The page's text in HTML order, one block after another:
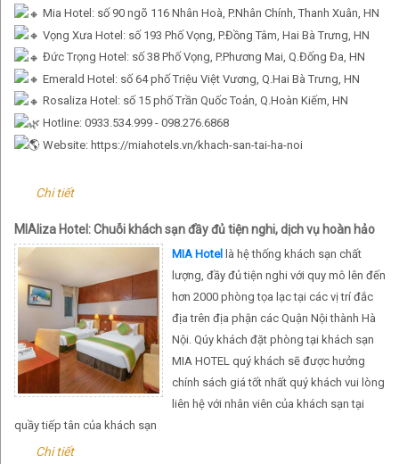
Mia Hotel: số 90 ngõ 116 Nhân Hoà, P.Nhân Chính, Thanh Xuân, HN
Vọng Xưa Hotel: số 193 Phố Vọng, P.Đồng Tâm, Hai Bà Trưng, HN
Đức Trọng Hotel: số 38 Phố Vọng, P.Phương Mai, Q.Đống Đa, HN
Emerald Hotel: số 64 phố Triệu Việt Vương, Q.Hai Bà Trưng, HN
Rosaliza Hotel: số 15 phố Trần Quốc Toản, Q.Hoàn Kiếm, HN
Hotline: 0933.534.999 - 098.276.6868
Website: https://miahotels.vn/khach-san-tai-ha-noi
Chi tiết
MIAliza Hotel: Chuỗi khách sạn đầy đủ tiện nghi, dịch vụ hoàn hảo
được yêu thích nhất tại Hà NộiMIA Hotel là hệ thống khách sạn chất
lượng, đầy đủ tiện nghi với quy mô lên đến
hơn 2000 phòng tọa lạc tại các vị trí đắc
địa trên địa phận các Quận Nội thành Hà
Nội. Qúy khách đặt phòng tại khách sạn
MIA HOTEL quý khách sẽ được hưởng
chính sách giá tốt nhất quý khách vui lòng
liên hệ với nhân viên của khách sạn tại
quầy tiếp tân của khách sạn
Chi tiết